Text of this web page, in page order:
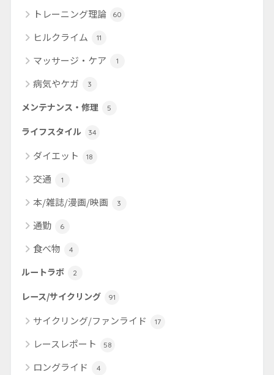
トレーニング理論 60
ヒルクライム 11
マッサージ・ケア 1
病気やケガ 3
メンテナンス・修理 5
ライフスタイル 34
ダイエット 18
交通 1
本/雑誌/漫画/映画 3
通勤 6
食べ物 4
ルートラボ 2
レース/サイクリング 91
サイクリング/ファンライド 17
レースレポート 58
ロングライド 4